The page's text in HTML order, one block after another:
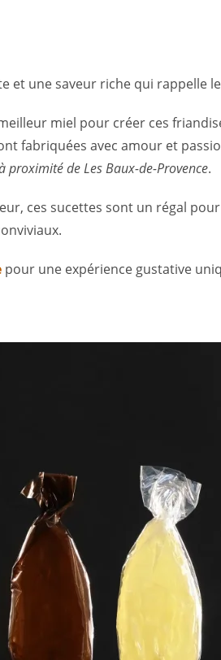
une saveur riche qui rappelle
miel pour créer ces
fabriquées avec amour et
proximité de Les Baux-de-Provence.
ces sucettes sont un régal
pour une expérience gustative